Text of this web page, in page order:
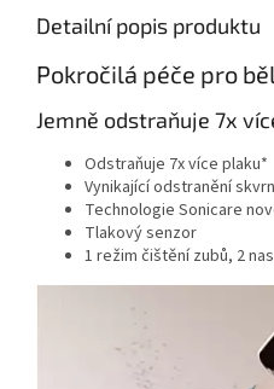
Detailní popis produktu
Pokročilá péče pro
Jemně odstraňuje 7x
Odstraňuje 7x více plaku*
Vynikající odstranění
Technologie Sonicare
Tlakový senzor
1 režim čištění zubů, 2